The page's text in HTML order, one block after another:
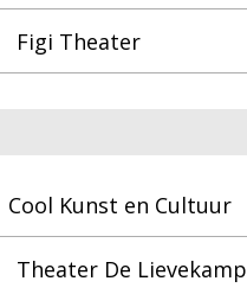
Figi Theater
Cool Kunst en Cultuur
Theater De Lievekamp